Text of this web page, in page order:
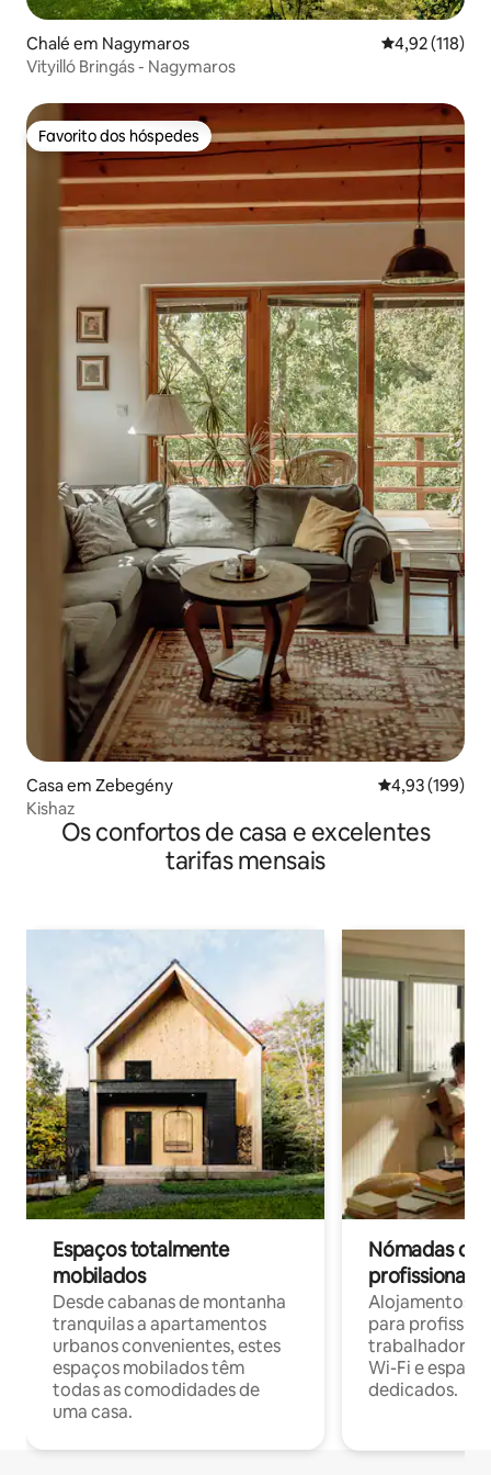
Chalé em Nagymaros Classificação
4,92 (118)
Vityilló Bringás - Nagymaros
Favorito dos hóspedes
Favorito dos hóspedes
Casa em Zebegény Classificação
4,93 (199)
Kishaz
Os confortos de casa e excelentes
tarifas mensais
Espaços totalmente
mobilados
Desde cabanas de montanha
tranquilas a apartamentos
urbanos convenientes, estes
espaços mobilados têm
todas as comodidades de
uma casa.
Nómadas
profissionais
Alojamentos
para
trabalhadores
Wi-Fi e
dedicados.